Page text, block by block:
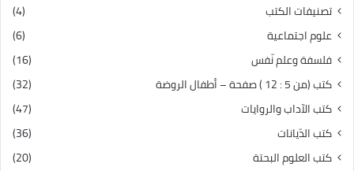
تصنيفات الكتب
(4)
علوم اجتماعية
(6)
فلسفة وعلم نّفس
(16)
كتب (من 5 : 12 ) صفحة – أطفال الروضة
(32)
كتب الآداب والروايات
(47)
كتب الدّيانات
(36)
كتب العلوم البحتة
(20)